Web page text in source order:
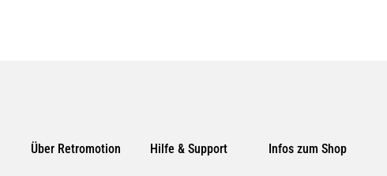
Über Retromotion Hilfe & Support Infos zum Shop